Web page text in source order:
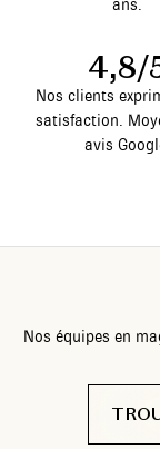
ans.
4,8/
Nos clients
satisfaction.
avis
Nos équipes en